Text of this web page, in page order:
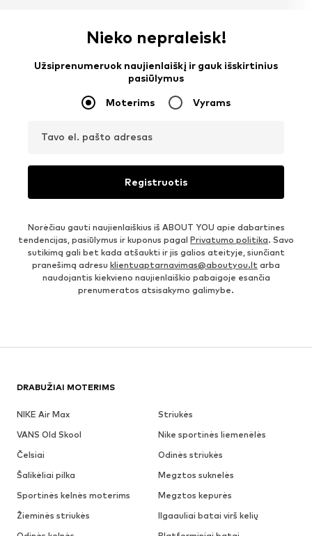
Nieko nepraleisk!
Užsiprenumeruok naujienlaiškį ir gauk išskirtinius
pasiūlymus
Moterims Vyrams
Tavo el. pašto adresas
Registruotis
Norėčiau gauti naujienlaiškius iš ABOUT YOU apie dabartines
tendencijas, pasiūlymus ir kuponus pagal Privatumo politika. Savo
sutikimą gali bet kada atšaukti ir jis galios ateityje, siunčiant
pranešimą adresu klientuaptarnavimas@aboutyou.lt arba
naudojantis kiekvieno naujienlaiškio pabaigoje esančia
prenumeratos atsisakymo galimybe.
DRABUŽIAI MOTERIMS
NIKE Air Max
Striukės
VANS Old Skool
Nike sportinės liemenėlės
Čelsiai
Odinės striukės
Šalikėliai pilka
Megztos suknelės
Sportinės kelnės moterims
Megztos kepurės
Žieminės striukės
Ilgaauliai batai virš kelių